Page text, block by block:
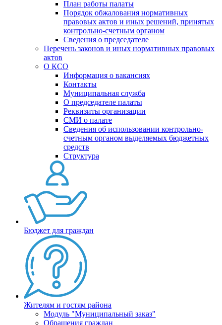
План работы палаты
Порядок обжалования нормативных
правовых актов и иных решений, принятых
контрольно-счетным органом
Сведения о председателе
Перечень законов и иных нормативных правовых
актов
О КСО
Информация о вакансиях
Контакты
Муниципальная служба
О председателе палаты
Реквизиты организации
СМИ о палате
Сведения об использовании контрольно-
счетным органом выделяемых бюджетных
средств
Структура
Бюджет для граждан
Жителям и гостям района
Модуль "Муниципальный заказ"
Обращения граждан